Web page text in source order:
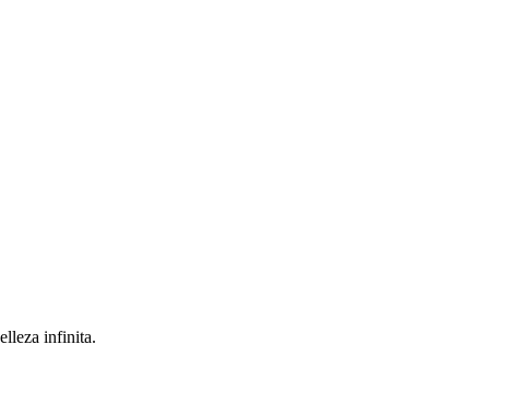
infinita.